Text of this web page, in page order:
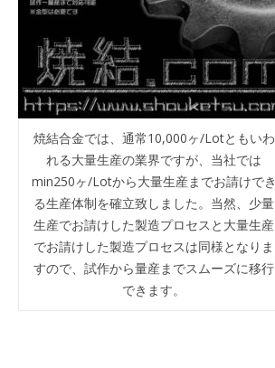
焼結合金では、通常10,000ヶ/Lotともいわ
れる大量生産の業界ですが、当社では
min250ヶ/Lotから大量生産までお請けでき
る生産体制を確立致しました。当然、少量
生産でお請けした製造プロセスと大量生産
でお請けした製造プロセスは同様となりま
すので、試作から量産までスムーズに移行
できます。